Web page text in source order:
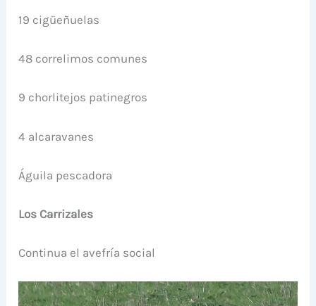
19 cigüeñuelas
48 correlimos comunes
9 chorlitejos patinegros
4 alcaravanes
Águila pescadora
Los Carrizales
Continua el avefría social